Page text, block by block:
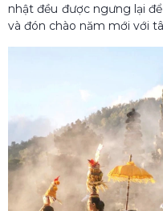
nhật đều được ngưng lại
và đón chào năm mới với